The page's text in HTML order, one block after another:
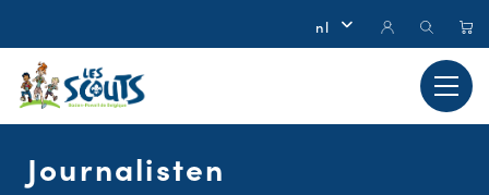
Journalisten